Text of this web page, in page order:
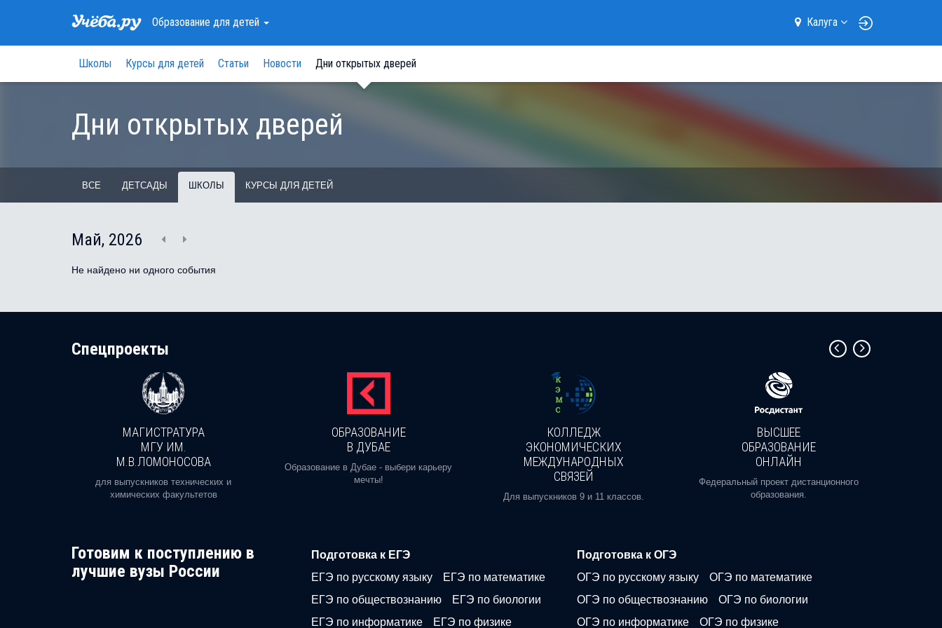
Образованиедля детей Калуга
Школы Курсы для детей Статьи Новости Дни открытых дверей
Дни открытых дверей
ВСЕ ДЕТСАДЫ ШКОЛЫ КУРСЫ ДЛЯ ДЕТЕЙ
Май, 2026
Не найдено ни одного события
Cпецпроекты
МАГИСТРАТУРА
МГУ ИМ.
М.В.ЛОМОНОСОВА
для выпускников технических и
химических факультетов
ОБРАЗОВАНИЕ
В ДУБАЕ
Образование в Дубае - выбери карьеру
мечты!
КОЛЛЕДЖ
ЭКОНОМИЧЕСКИХ
МЕЖДУНАРОДНЫХ
СВЯЗЕЙ
Для выпускников 9 и 11 классов.
ВЫСШЕЕ
ОБРАЗОВАНИЕ
ОНЛАЙН
Федеральный проект дистанционного
образования.
Готовим к поступлению в
лучшие вузы России
Подготовка к ЕГЭ
ЕГЭ по русскому языку
ЕГЭ по математике
ЕГЭ по обществознанию
ЕГЭ по биологии
ЕГЭ по информатике
ЕГЭ по физике
Подготовка к ОГЭ
ОГЭ по русскому языку
ОГЭ по математике
ОГЭ по обществознанию
ОГЭ по биологии
ОГЭ по информатике
ОГЭ по физике